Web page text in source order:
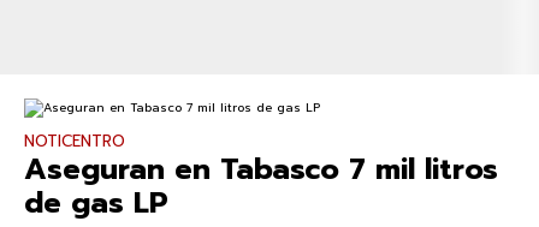
NOTICENTRO
Aseguran en Tabasco 7 mil litros
de gas LP